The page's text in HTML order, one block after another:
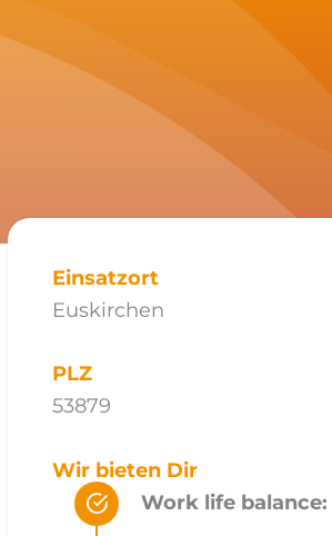
Einsatzort
Euskirchen
PLZ
53879
Wir bieten Dir
Work life balance: